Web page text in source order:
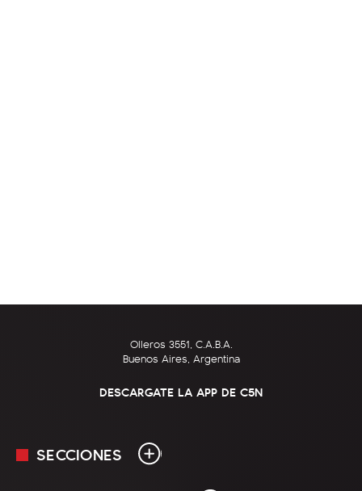
Olleros 3551, C.A.B.A.
Buenos Aires, Argentina
DESCARGATE LA APP DE C5N
SECCIONES